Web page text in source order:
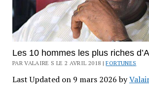
Les 10 hommes les plus riches
PAR VALAIRE S LE 2 AVRIL 2018 |FORTUNES
Last Updated on 9 mars 2026 by